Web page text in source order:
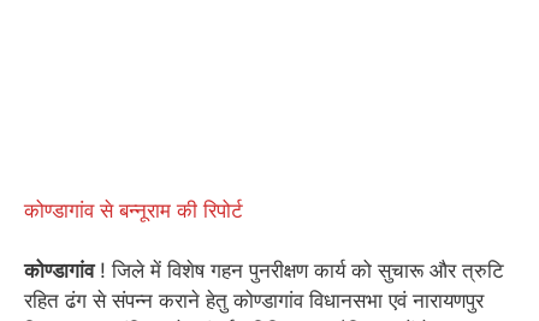
कोण्डागांव से बन्नूराम की रिपोर्ट
कोण्डागांव! जिले में विशेष गहन पुनरीक्षण कार्य को सुचारू और त्रुटि
रहित ढंग से संपन्न कराने हेतु कोण्डागांव विधानसभा एवं नारायणपुर